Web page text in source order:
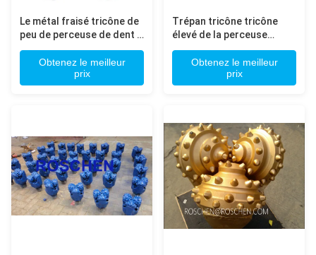
Le métal fraisé tricône de
peu de perceuse de dent a
scellé le coussinet pour le
forage de gaz de pétrole/
Obtenez le meilleur
prix
Trépan tricône tricône
élevé de la perceuse
d'efficacité de perçage
peu/17 1/2 TCI
Obtenez le meilleur
prix